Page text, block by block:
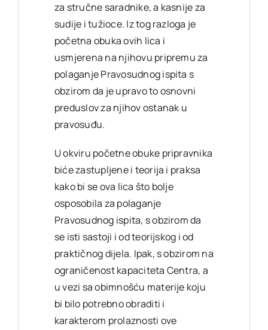
za stručne saradnike, a kasnije za
sudije i tužioce. Iz tog razloga je
početna obuka ovih lica i
usmjerena na njihovu pripremu za
polaganje Pravosudnog ispita s
obzirom da je upravo to osnovni
preduslov za njihov ostanak u
pravosuđu.
U okviru početne obuke pripravnika
biće zastupljene i teorija i praksa
kako bi se ova lica što bolje
osposobila za polaganje
Pravosudnog ispita, s obzirom da
se isti sastoji i od teorijskog i od
praktičnog dijela. Ipak, s obzirom na
ograničenost kapaciteta Centra, a
u vezi sa obimnošću materije koju
bi bilo potrebno obraditi i
karakterom prolaznosti ove